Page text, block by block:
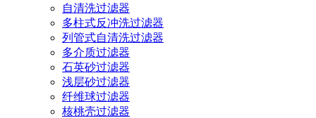
自清洗过滤器
多柱式反冲洗过滤器
列管式自清洗过滤器
多介质过滤器
石英砂过滤器
浅层砂过滤器
纤维球过滤器
核桃壳过滤器